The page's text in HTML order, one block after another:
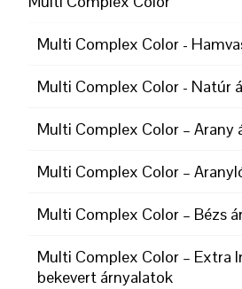
Multi Complex Color -
Multi Complex Color - Natúr
Multi Complex Color – Arany
Multi Complex Color –
Multi Complex Color – Bézs
Multi Complex Color – Extra
bekevert árnyalatok